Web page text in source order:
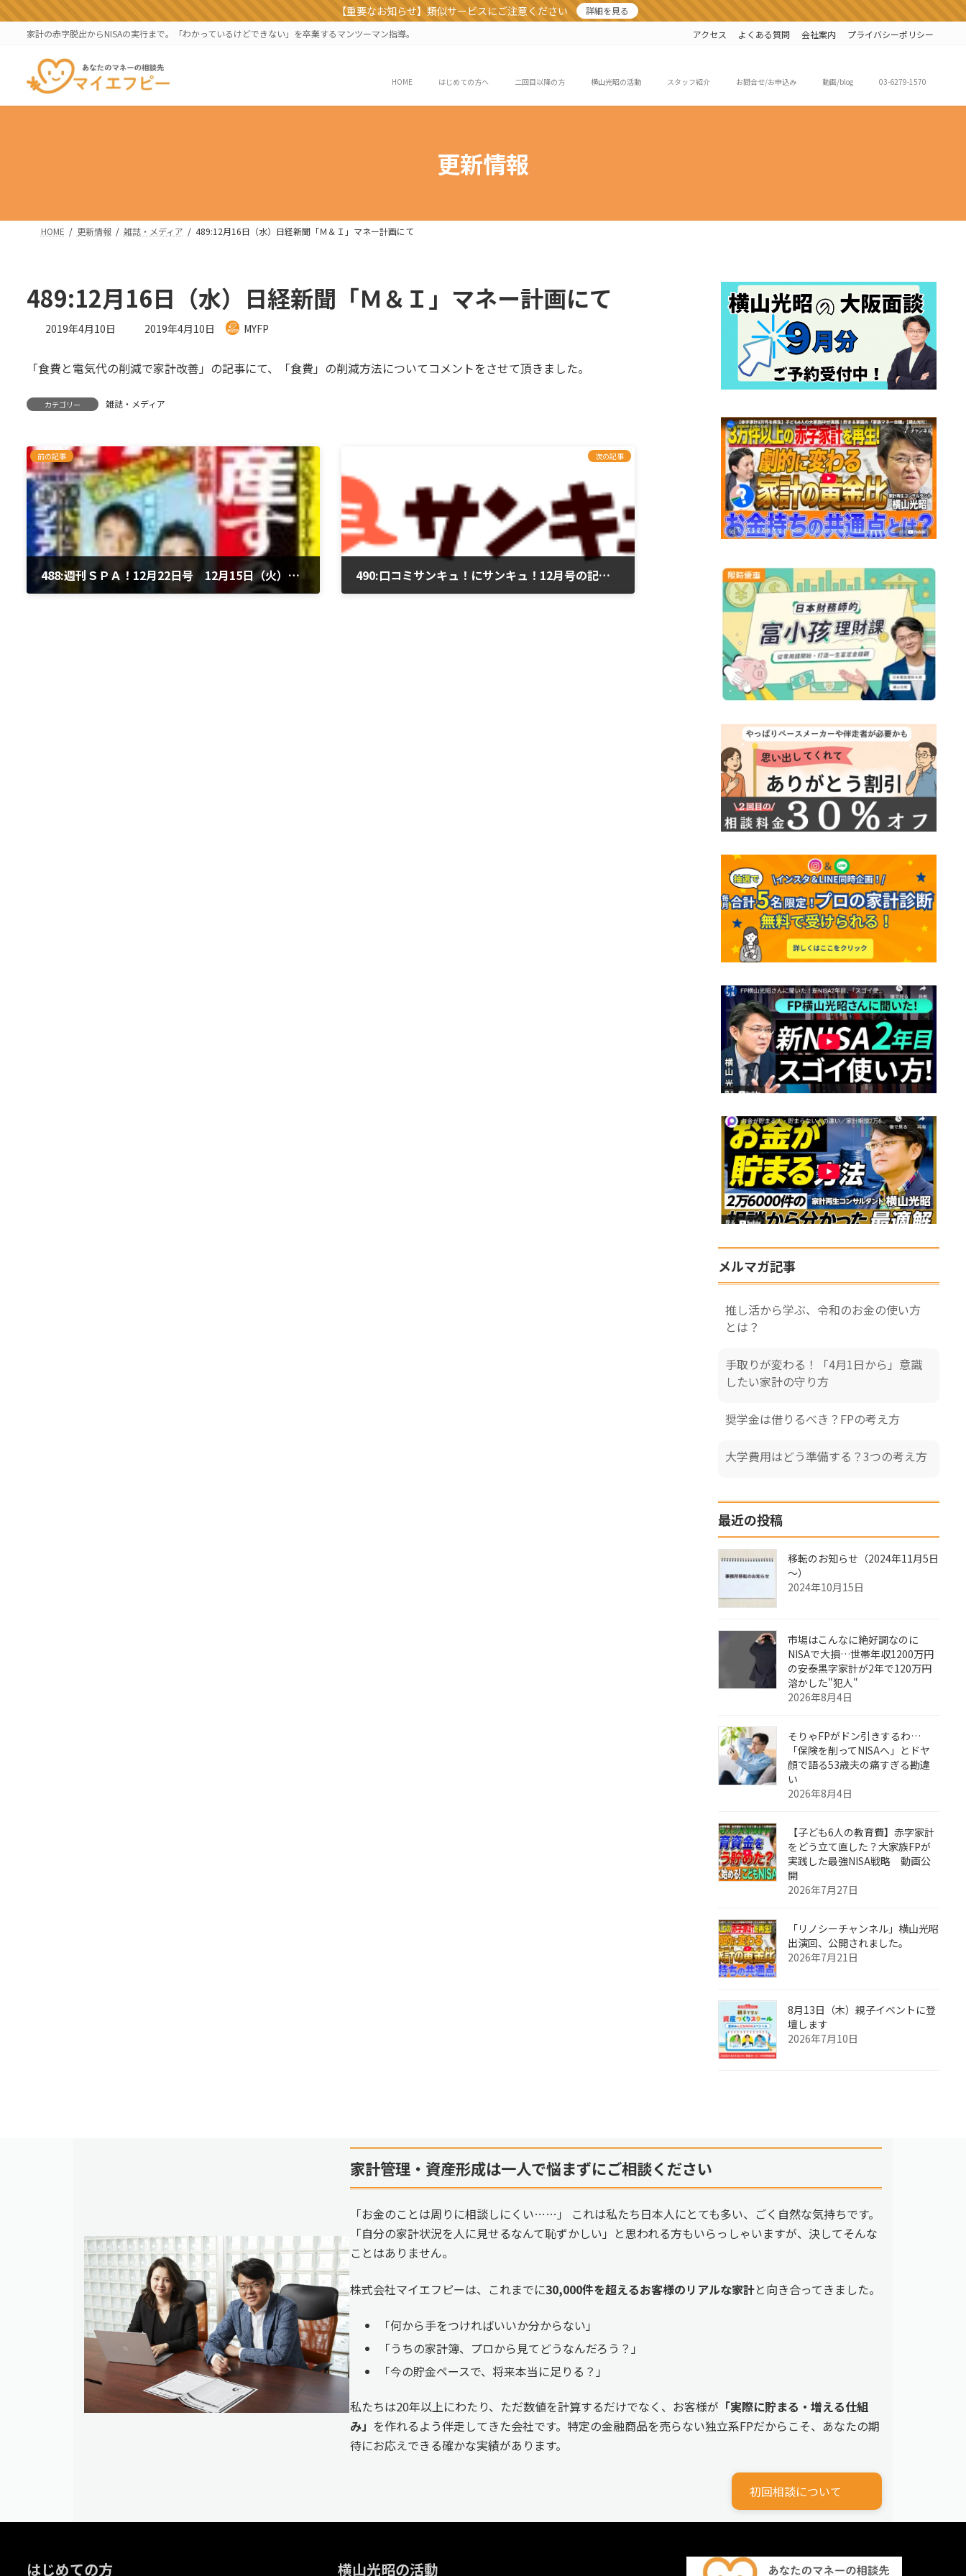
ン
ス
ビ
ン
【重要なお知らせ】類似サービスにご注意ください
詳細を見る
家計の赤字脱出からNISAの実行まで。「わかっているけどできない」を卒業するマンツーマン指導。
アクセス よくある質問 会社案内 プライバシーポリシー
HOME はじめての方へ 二回目以降の方 横山光昭の活動 スタッフ紹介 お問合せ/お申込み 動画/blog 03-6279-1570
更新情報
HOME 更新情報 雑誌・メディア 489:12月16日（水）日経新聞「Ｍ＆Ｉ」マネー計画にて
489:12月16日（水）日経新聞「Ｍ＆Ｉ」マネー計画にて
2019年4月10日
最
新
時
:
2019年4月10日 MYFP
「食費と電気代の削減で家計改善」の記事にて、「食費」の削減方法についてコメントをさせて頂きました。
カテゴリー 雑誌・メディア
前の記事
488:週刊ＳＰＡ！12月22日号 12月15日（火）発売
次の記事
490:口コミサンキュ！にサンキュ！12月号の記事が再掲載されました。
メルマガ記事
推し活から学ぶ、令和のお金の使い方
とは？
手取りが変わる！「4月1日から」意識
したい家計の守り方
奨学金は借りるべき？FPの考え方
大学費用はどう準備する？3つの考え方
最近の投稿
移転のお知らせ（2024年11月5日
～）
2024年10月15日
市場はこんなに絶好調なのに
NISAで大損…世帯年収1200万円
の安泰黒字家計が2年で120万円
溶かした"犯人"
2026年8月4日
そりゃFPがドン引きするわ…
「保険を削ってNISAへ」とドヤ
顔で語る53歳夫の痛すぎる勘違
い
2026年8月4日
【子ども6人の教育費】赤字家計
をどう立て直した？大家族FPが
実践した最強NISA戦略 動画公
開
2026年7月27日
「リノシーチャンネル」横山光昭
出演回、公開されました。
2026年7月21日
8月13日（木）親子イベントに登
壇します
2026年7月10日
家計管理・資産形成は一人で悩まずにご相談ください
「お金のことは周りに相談しにくい……」 これは私たち日本人にとても多い、ごく自然な気持ちです。
「自分の家計状況を人に見せるなんて恥ずかしい」と思われる方もいらっしゃいますが、決してそんな
ことはありません。
株式会社マイエフピーは、これまでに30,000件を超えるお客様のリアルな家計と向き合ってきました。
「何から手をつければいいか分からない」
「うちの家計簿、プロから見てどうなんだろう？」
「今の貯金ペースで、将来本当に足りる？」
私たちは20年以上にわたり、ただ数値を計算するだけでなく、お客様が 「実際に貯まる・増える仕組
み」 を作れるよう伴走してきた会社です。特定の金融商品を売らない独立系FPだからこそ、あなたの期
待にお応えできる確かな実績があります。
初回相談について
はじめての方 横山光昭の活動